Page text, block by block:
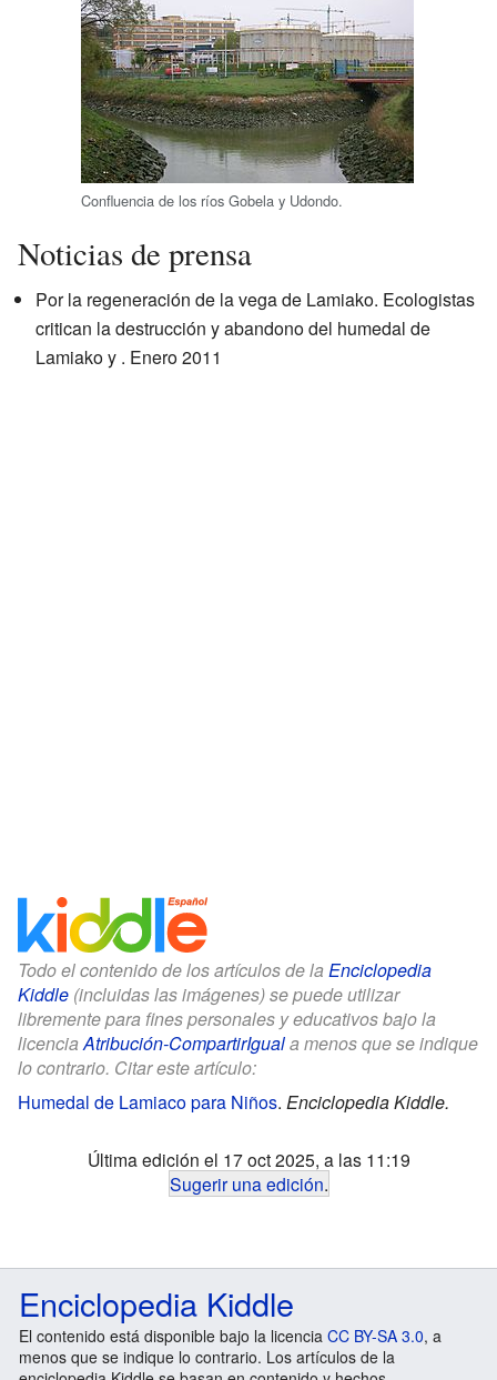
Confluencia de los ríos Gobela y Udondo.
Noticias de prensa
Por la regeneración de la vega de Lamiako. Ecologistas
critican la destrucción y abandono del humedal de
Lamiakoy . Enero 2011
Todo el contenido de los artículos de la Enciclopedia
Kiddle (incluidas las imágenes) se puede utilizar
libremente para fines personales y educativos bajo la
licencia Atribución-CompartirIguala menos que se indique
lo contrario. Citar este artículo:
Humedal de Lamiaco para Niños. Enciclopedia Kiddle.
Última edición el 17 oct 2025, a las 11:19
Sugerir una edición.
Enciclopedia Kiddle
El contenido está disponible bajo la licencia CC BY-SA 3.0, a
menos que se indique lo contrario. Los artículos de la